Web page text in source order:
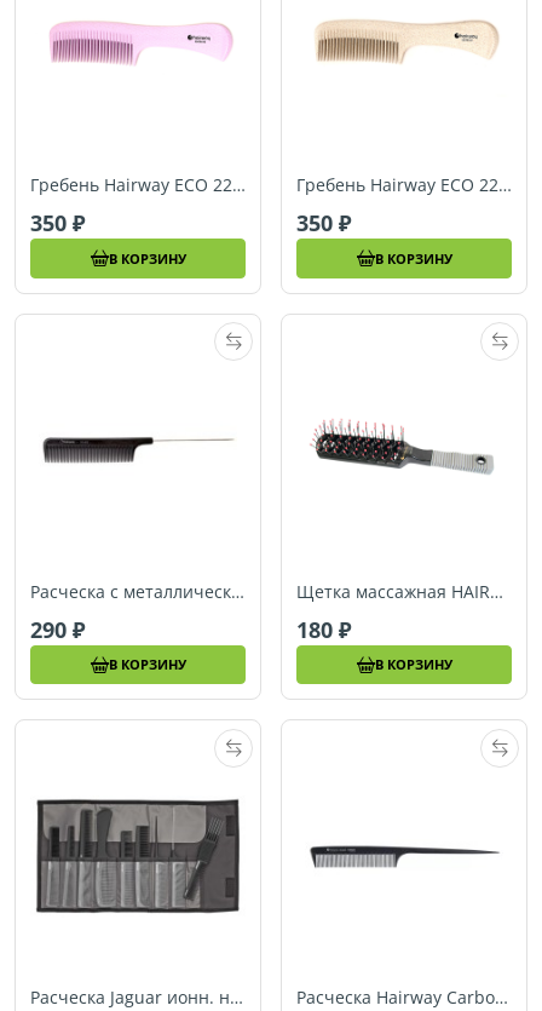
Гребень Hairway ECO 225мм, розовый 05096-06
350
В КОРЗИНУ
Гребень Hairway ECO 225мм, бежевый 05096-20
350
В КОРЗИНУ
Расческа с металлическим хвостиком HAIRWAY Excellence (05483)
290
В КОРЗИНУ
Щетка массажная HAIRWAY Tunnel (08056)
180
В КОРЗИНУ
Расческа Jaguar ионн. набор из 9 шт. черный (A599-1) Расческа Hairway Carbon Advanced хвост. карбон. 225 мм (05083)